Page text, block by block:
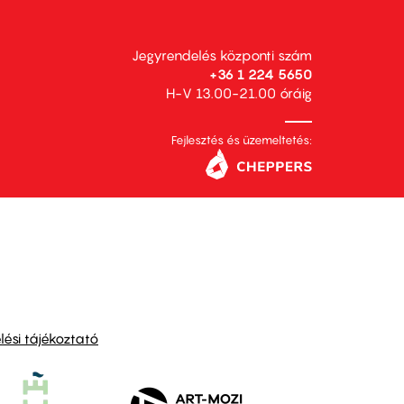
Jegyrendelés központi szám
+36 1 224 5650
H-V 13.00-21.00 óráig
Fejlesztés és üzemeltetés:
tájékoztató